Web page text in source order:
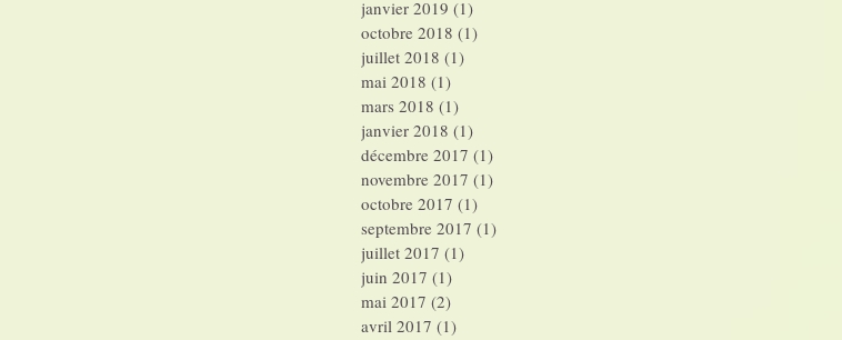
janvier 2019 (1)
octobre 2018 (1)
juillet 2018 (1)
mai 2018 (1)
mars 2018 (1)
janvier 2018 (1)
décembre 2017 (1)
novembre 2017 (1)
octobre 2017 (1)
septembre 2017 (1)
juillet 2017 (1)
juin 2017 (1)
mai 2017 (2)
avril 2017 (1)